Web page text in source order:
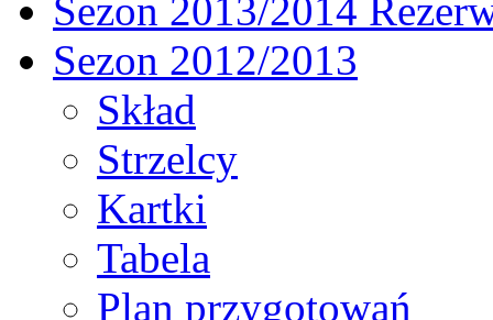
Sezon 2013/2014
Sezon 2012/2013
Skład
Strzelcy
Kartki
Tabela
Plan przygotowań